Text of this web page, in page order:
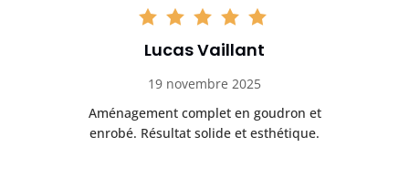
Lucas Vaillant
19 novembre 2025
Aménagement complet en goudron et
enrobé. Résultat solide et esthétique.